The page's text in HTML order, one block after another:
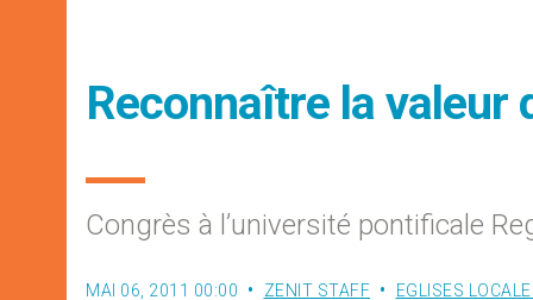
Reconnaître la valeur
Congrès à l’université pontificale
MAI 06, 2011 00:00 ZENIT STAFF EGLISES